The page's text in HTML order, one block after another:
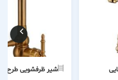
شیر ظرفشویی طرح